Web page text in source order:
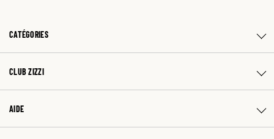
CATÉGORIES
CLUB ZIZZI
AIDE